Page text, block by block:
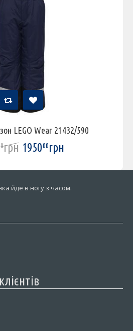
LEGO Wear 21432/590
грн 195000грн
йде в ногу з часом.